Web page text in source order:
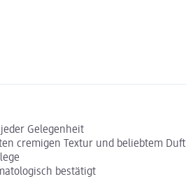
Gelegenheit
cremigen Textur und beliebtem Duft
bestätigt